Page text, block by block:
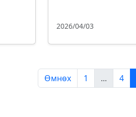
2026/04/03
Өмнөх 1 ... 4